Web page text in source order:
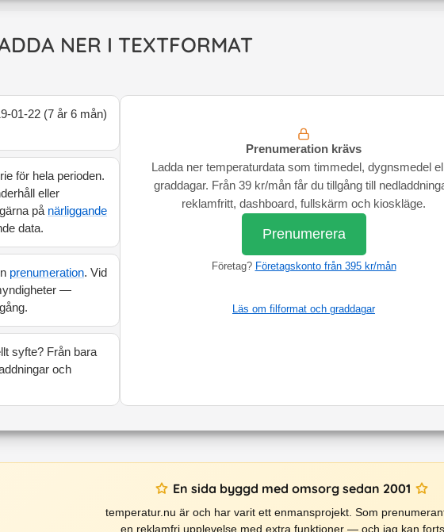
NER I TEXTFORMAT
01-22 (7 år 6 mån)
för hela perioden.
eller
på närliggande
data.
prenumeration. Vid
—
syfte? Från bara
och
Prenumeration krävs
Ladda ner temperaturdata som timmedel, dygnsmedel
graddagar. Från 39 kr/mån får du tillgång till
reklamfritt, dashboard, fullskärm och kioskläge.
Prenumerera
Företag? Företagskonto från 395 kr/mån
Läs om filformat och graddagar
En sida byggd med omsorg sedan 2001
temperatur.nu är och har varit ett enmansprojekt. Som
en reklamfri upplevelse med extra funktioner — och jag kan